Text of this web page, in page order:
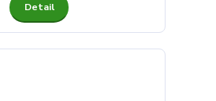
Detail